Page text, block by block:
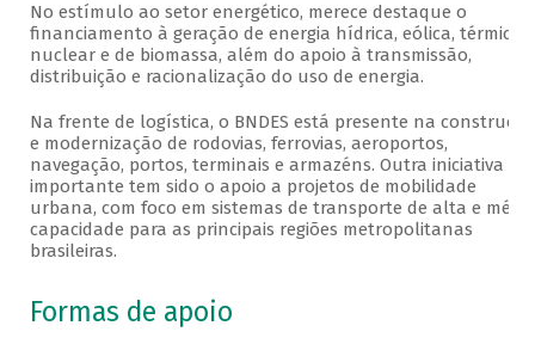
No estímulo ao setor energético, merece destaque o
financiamento à geração de energia hídrica, eólica, térmica,
nuclear e de biomassa, além do apoio à transmissão,
distribuição e racionalização do uso de energia.
Na frente de logística, o BNDES está presente na construção
e modernização de rodovias, ferrovias, aeroportos,
navegação, portos, terminais e armazéns. Outra iniciativa
importante tem sido o apoio a projetos de mobilidade
urbana, com foco em sistemas de transporte de alta e média
capacidade para as principais regiões metropolitanas
brasileiras.
Formas de apoio